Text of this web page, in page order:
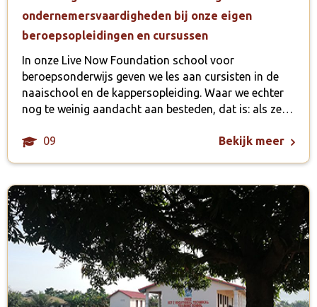
ondernemersvaardigheden bij onze eigen
beroepsopleidingen en cursussen
In onze Live Now Foundation school voor
beroepsonderwijs geven we les aan cursisten in de
naaischool en de kappersopleiding. Waar we echter
nog te weinig aandacht aan besteden, dat is: als ze…
09 Bekijk meer